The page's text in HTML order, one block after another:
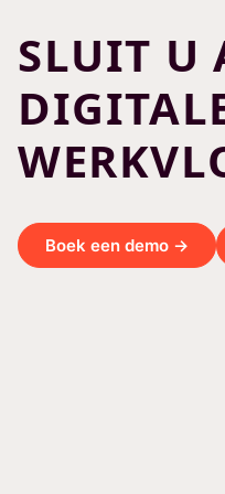
SLUIT U
Boek een demo →